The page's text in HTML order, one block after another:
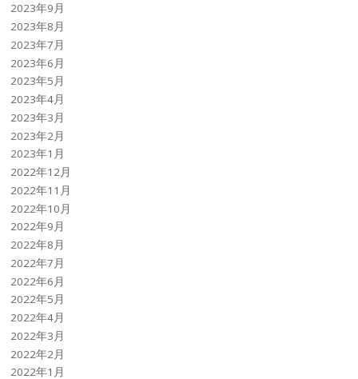
2023年9月
2023年8月
2023年7月
2023年6月
2023年5月
2023年4月
2023年3月
2023年2月
2023年1月
2022年12月
2022年11月
2022年10月
2022年9月
2022年8月
2022年7月
2022年6月
2022年5月
2022年4月
2022年3月
2022年2月
2022年1月